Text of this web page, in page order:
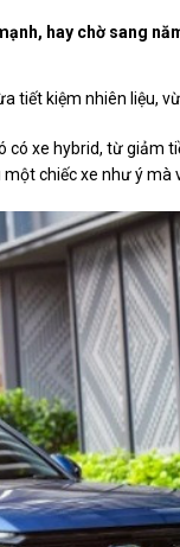
hay chờ sang
tiết kiệm nhiên liệu,
có xe hybrid, từ giảm
chiếc xe như ý mà